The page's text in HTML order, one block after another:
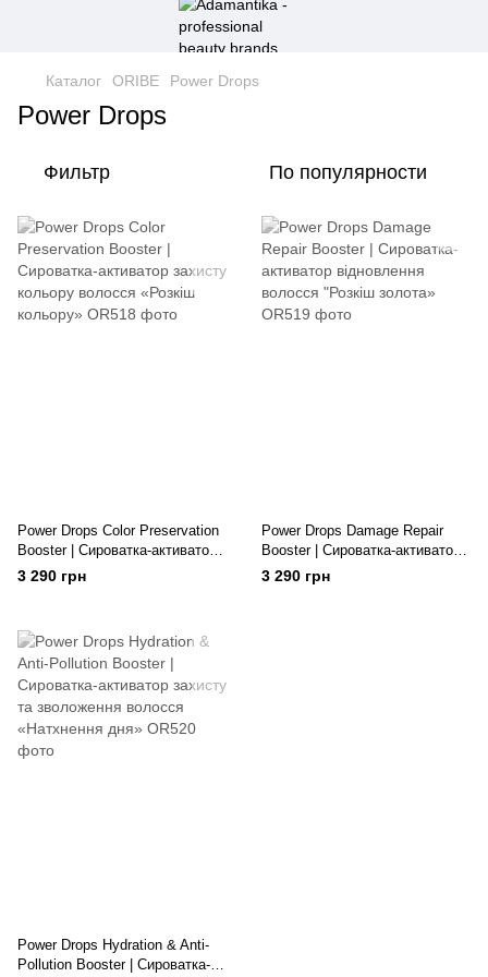
Каталог ORIBE Power Drops
Power Drops
Фильтр По популярности
Power Drops Color Preservation
Booster | Сироватка-активатор
захисту кольору волосся
«Розкіш кольору»
3 290 грн
Power Drops Damage Repair
Booster | Сироватка-активатор
відновлення волосся "Розкіш
золота»
3 290 грн
Power Drops Hydration & Anti-
Pollution Booster | Сироватка-